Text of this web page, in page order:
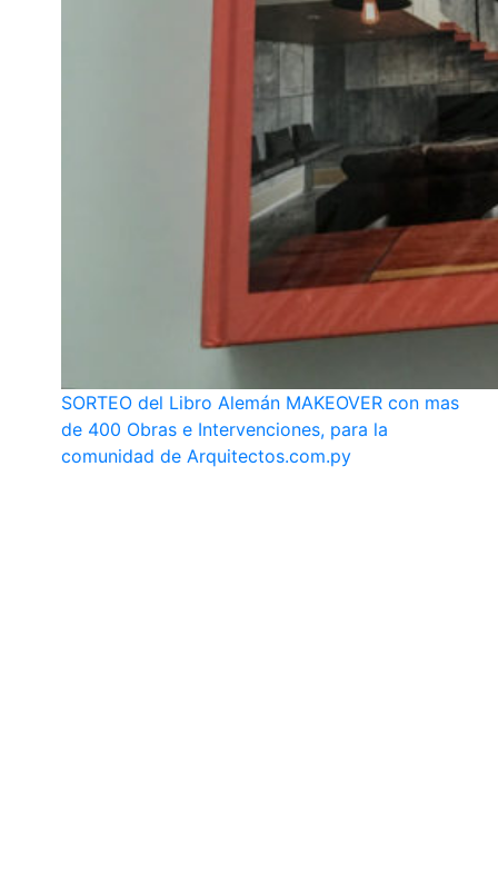
SORTEO del Libro Alemán MAKEOVER con mas
de 400 Obras e Intervenciones, para la
comunidad de Arquitectos.com.py